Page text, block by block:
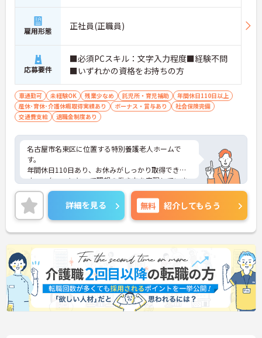
雇用形態 正社員(正職員)
応募要件
■必須PCスキル：文字入力程度■経験不問
■いずれかの資格をお持ちの方
車通勤可 未経験OK 残業少なめ 託児所・育児補助
年間休日110日以上
産休･育休･介護休暇取得実績あり
ボーナス・賞与あり
社会保険完備
交通費支給
退職金制度あり
名古屋市名東区に位置する特別養護老人ホームで
す。
年間休日110日あり、お休みがしっかり取得できま
す。スタッフにとって理想の働き方を実現していま
す◎
経験は問いません！どなたでも介護のお仕事にチャ
レンジできる環境です♪
ご興味をお持ちの方はお気軽にお問い合わせくださ
い。
詳細を見る 無料 紹介してもらう